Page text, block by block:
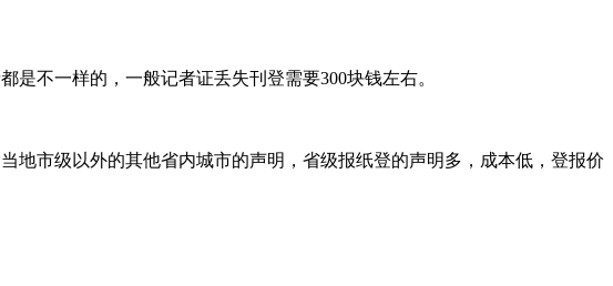
不一样的，一般记者证丢失刊登需要300块钱左右。
地市级以外的其他省内城市的声明，省级报纸登的声明多，成本低，登报价